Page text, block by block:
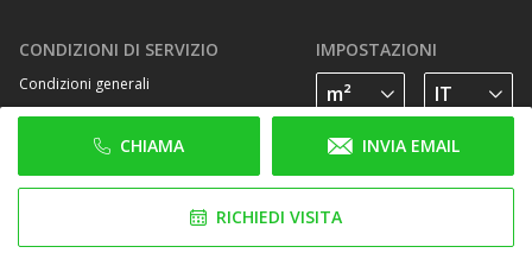
CHIAMA INVIA EMAIL
RICHIEDI VISITA
CONDIZIONI DI SERVIZIO
Condizioni generali
Privacy Policy
Cookie Policy
IMPOSTAZIONI
SEGUICI SU